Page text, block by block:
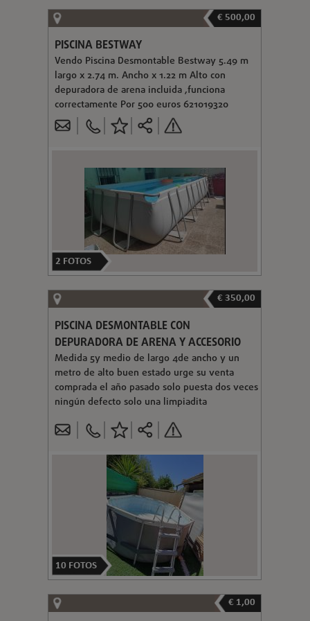
€ 500,00
PISCINA BESTWAY
Vendo Piscina Desmontable Bestway 5.49 m
largo x 2.74 m. Ancho x 1.22 m Alto con
depuradora de arena incluida ,funciona
correctamente Por 500 euros 621019320
2 FOTOS
€ 350,00
PISCINA DESMONTABLE CON
DEPURADORA DE ARENA Y ACCESORIO
Medida 5y medio de largo 4de ancho y un
metro de alto buen estado urge su venta
comprada el año pasado solo puesta dos veces
ningún defecto solo una limpiadita
10 FOTOS
€ 1,00